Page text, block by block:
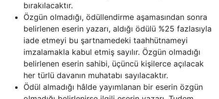
bırakılacaktır.
Özgün olmadığı, ödüllendirme aşamasından sonra
belirlenen eserin yazarı, aldığı ödülü %25 fazlasıyla
iade etmeyi bu şartnamedeki taahhütnameyi
imzalamakla kabul etmiş sayılır. Özgün olmadığı
belirlenen eserin sahibi, üçüncü kişilerce açılacak
her türlü davanın muhatabı sayılacaktır.
Ödül almadığı hâlde yayımlanan bir eserin özgün